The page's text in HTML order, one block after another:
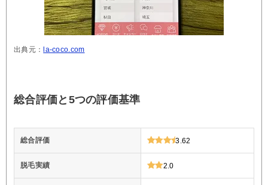
出典元： la-coco.com
総合評価と5つの評価基準
総合評価 3.62
脱毛実績 2.0